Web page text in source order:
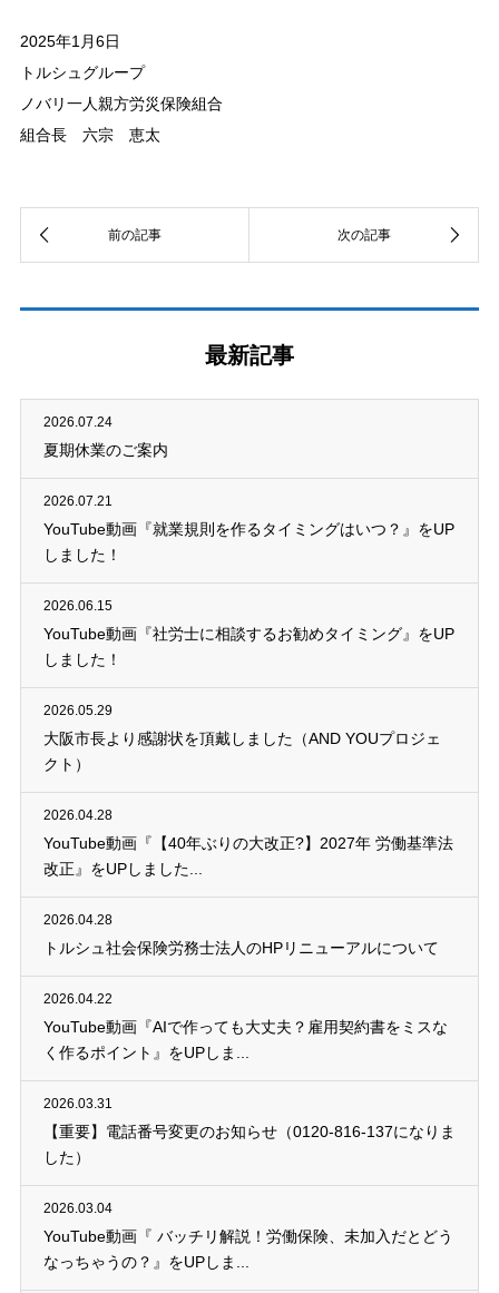
2025年1月6日
トルシュグループ
ノバリ一人親方労災保険組合
組合長 六宗 恵太
最新記事
2026.07.24
夏期休業のご案内
2026.07.21
YouTube動画『就業規則を作るタイミングはいつ？』をUP
しました！
2026.06.15
YouTube動画『社労士に相談するお勧めタイミング』をUP
しました！
2026.05.29
大阪市長より感謝状を頂戴しました（AND YOUプロジェ
クト）
2026.04.28
YouTube動画『【40年ぶりの大改正?】2027年 労働基準法
改正』をUPしました...
2026.04.28
トルシュ社会保険労務士法人のHPリニューアルについて
2026.04.22
YouTube動画『AIで作っても大丈夫？雇用契約書をミスな
く作るポイント』をUPしま...
2026.03.31
【重要】電話番号変更のお知らせ（0120-816-137になりま
した）
2026.03.04
YouTube動画『 バッチリ解説！労働保険、未加入だとどう
なっちゃうの？』をUPしま...